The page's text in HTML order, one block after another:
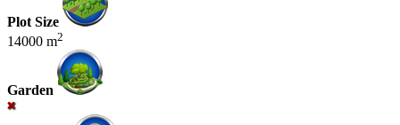
Plot Size
14000 m2
Garden